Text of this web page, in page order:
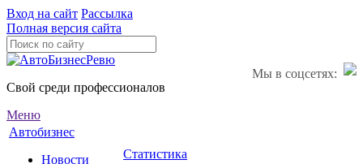
Вход на сайт Рассылка
Полная версия сайта
Мы в соцсетях:
Свой среди профессионалов
Меню
Автобизнес
Новости
Статистика